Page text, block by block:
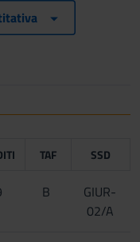
TAF SSD
B
GIUR-
02/A